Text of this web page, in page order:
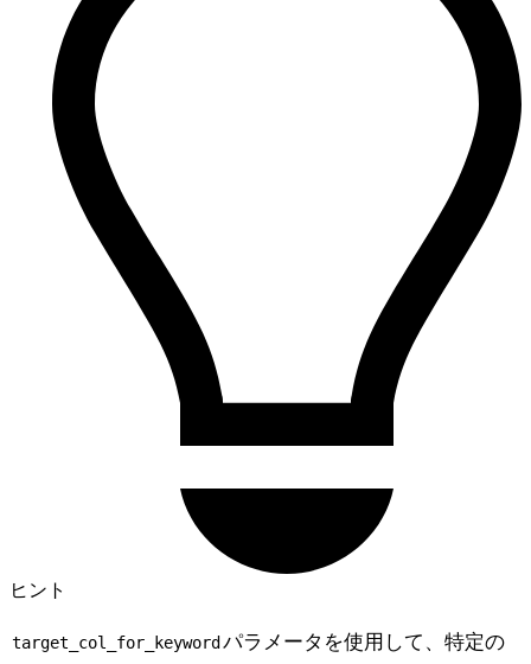
ヒント
target_col_for_keyword パラメータを使用して、特定の